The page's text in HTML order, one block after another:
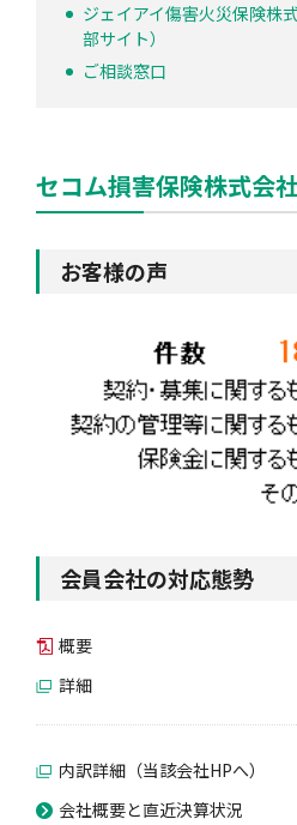
ジェイアイ傷害火災保険株
部サイト）
ご相談窓口
セコム損害保険株式会
お客様の声
会員会社の対応態勢
概要
詳細
内訳詳細（当該会社HPへ）
会社概要と直近決算状況